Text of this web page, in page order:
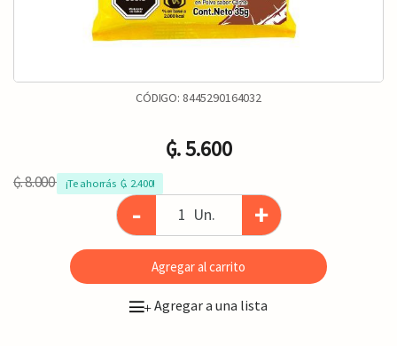
CÓDIGO: 8445290164032
₲. 5.600
₲. 8.000 ¡Te ahorrás  ₲. 2.400!
- Un. +
Agregar al carrito
+Agregar a una lista